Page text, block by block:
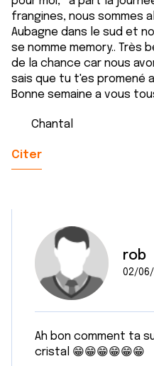
frangines, nous sommes
Aubagne dans le sud et
se nomme memory.. Très
de la chance car nous
sais que tu t'es promené
Bonne semaine a vous
Chantal
Citer
rob
02/06/
Ah bon comment ta
cristal 😁😁😁😁😁😁